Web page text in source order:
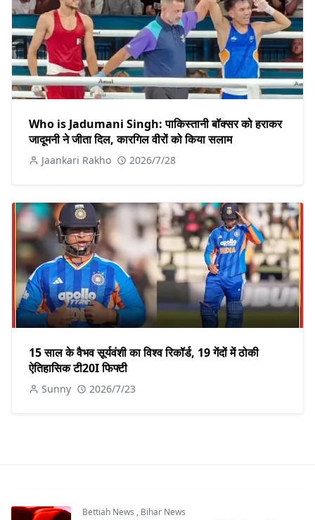
Who is Jadumani Singh: पाकिस्तानी बॉक्सर को हराकर
जादूमनी ने जीता दिल, कारगिल वीरों को किया सलाम
Jaankari Rakho 2026/7/28
15 साल के वैभव सूर्यवंशी का विश्व रिकॉर्ड, 19 गेंदों में ठोकी
ऐतिहासिक टी20I फिफ्टी
Sunny 2026/7/23
Bettiah News , Bihar News